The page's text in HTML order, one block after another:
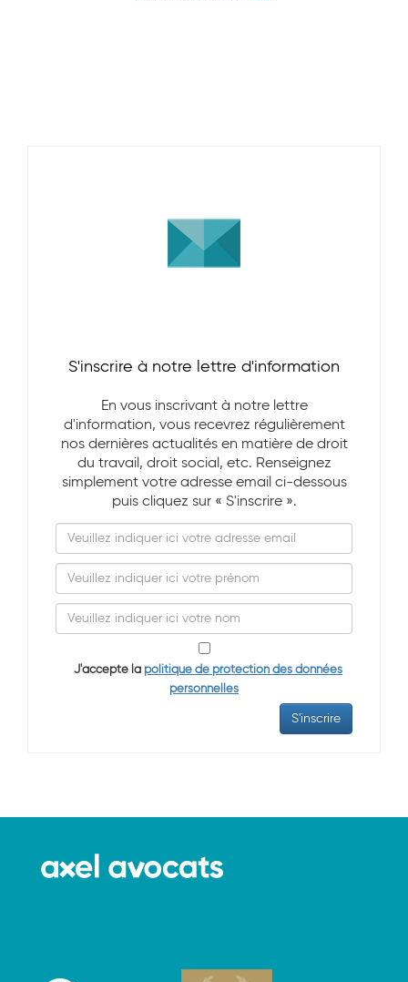
S'inscrire à notre lettre d'information
En vous inscrivant à notre lettre
d'information, vous recevrez régulièrement
nos dernières actualités en matière de droit
du travail, droit social, etc. Renseignez
simplement votre adresse email ci-dessous
puis cliquez sur « S'inscrire ».
J'accepte la politique de protection des données
personnelles